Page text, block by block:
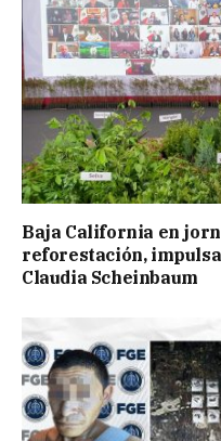
Baja California en
reforestación,
Claudia Scheinbaum